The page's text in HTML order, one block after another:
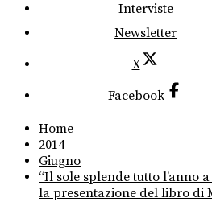
Interviste
Newsletter
X
Facebook
Home
2014
Giugno
“Il sole splende tutto l’anno
la presentazione del libro di